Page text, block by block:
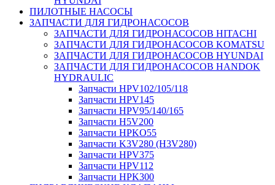
ПИЛОТНЫЕ НАСОСЫ
ЗАПЧАСТИ ДЛЯ ГИДРОНАСОСОВ
ЗАПЧАСТИ ДЛЯ ГИДРОНАСОСОВ HITACHI
ЗАПЧАСТИ ДЛЯ ГИДРОНАСОСОВ KOMATSU
ЗАПЧАСТИ ДЛЯ ГИДРОНАСОСОВ HYUNDAI
ЗАПЧАСТИ ДЛЯ ГИДРОНАСОСОВ HANDOK
HYDRAULIC
Запчасти HPV102/105/118
Запчасти HPV145
Запчасти HPV95/140/165
Запчасти H5V200
Запчасти HPKO55
Запчасти K3V280 (H3V280)
Запчасти HPV375
Запчасти HPV112
Запчасти HPK300